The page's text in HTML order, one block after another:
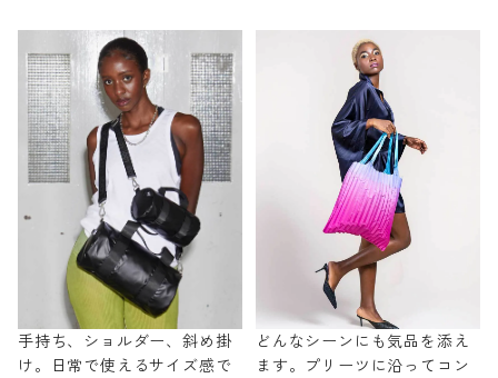
手持ち、ショルダー、斜め掛
け。日常で使えるサイズ感で
どんなシーンにも気品を添え
ます。プリーツに沿ってコン